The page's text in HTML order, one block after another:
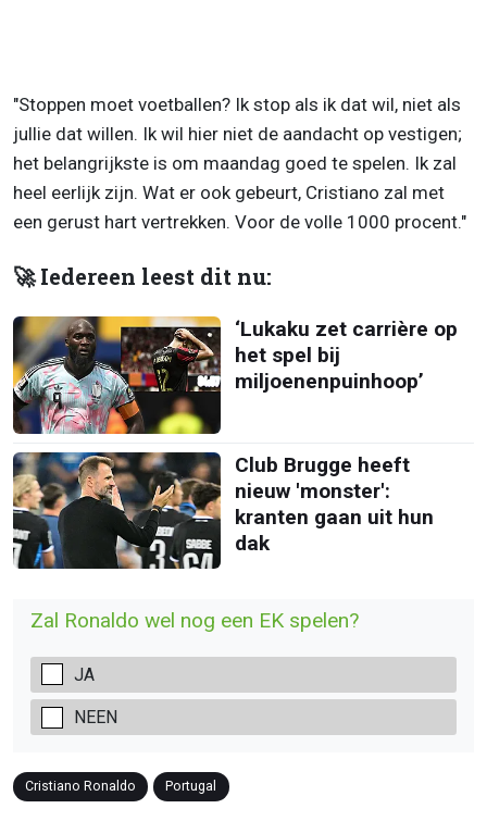
"Stoppen moet voetballen? Ik stop als ik dat wil, niet als
jullie dat willen. Ik wil hier niet de aandacht op vestigen;
het belangrijkste is om maandag goed te spelen. Ik zal
heel eerlijk zijn. Wat er ook gebeurt, Cristiano zal met
een gerust hart vertrekken. Voor de volle 1000 procent."
🚀 Iedereen leest dit nu:
‘Lukaku zet carrière op
het spel bij
miljoenenpuinhoop’
Club Brugge heeft
nieuw 'monster':
kranten gaan uit hun
dak
Zal Ronaldo wel nog een EK spelen?
JA
NEEN
Cristiano Ronaldo Portugal